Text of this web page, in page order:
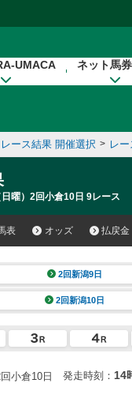
UMACA ネット馬
レース結果 開催選択 > レ
曜）2回小倉10日 9レース
表 オッズ 払戻金
2回新潟9日
2回新潟10日
小倉10日 発走時刻： 14